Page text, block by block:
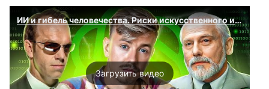
ИИ и гибель человечества. Риски искусственного интеллекта
Загрузить видео